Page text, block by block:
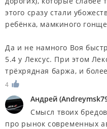
этого сразу стали
ребёнка, мамкиного
Да и не намного Воя
5.4 у Лексус. При этом
трёхрядная баржа, и
4
Андрей (
Смысл твоих
про рынок современных